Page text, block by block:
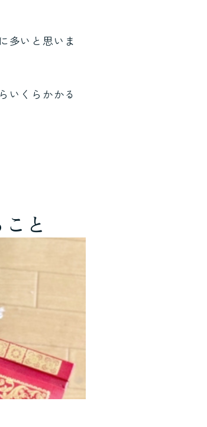
多いと思いま
いくらかかる
と